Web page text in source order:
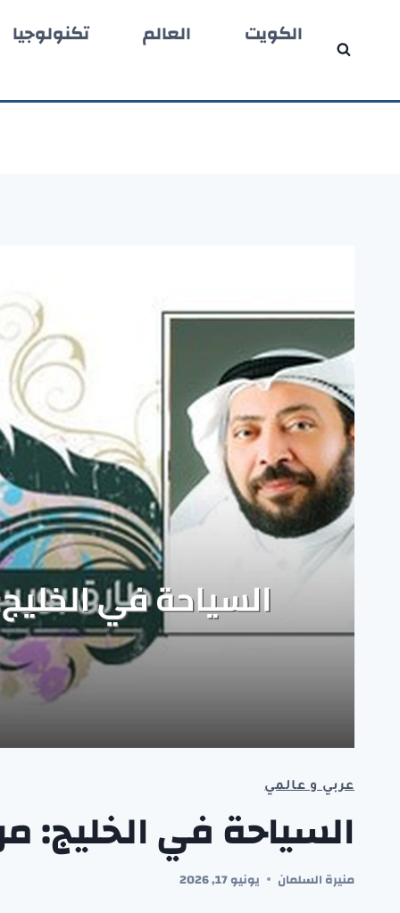
المحتوى
الكويت العالم تكنولوجيا
عربي و عالمي
السياحة في الخليج:
منيرة السلمان يونيو 17, 2026